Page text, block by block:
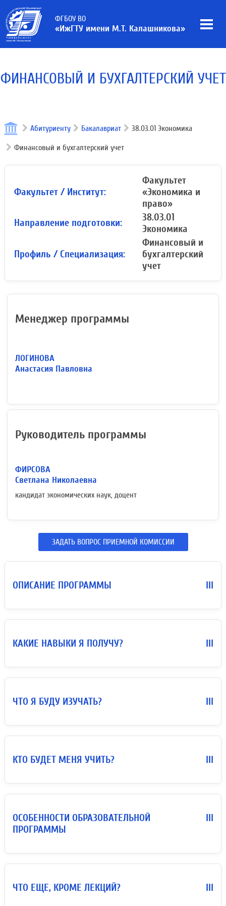
ФГБОУ ВО
«ИжГТУ имени М.Т. Калашникова»
ФИНАНСОВЫЙ И БУХГАЛТЕРСКИЙ УЧЕТ
Абитуриенту Бакалавриат 38.03.01 Экономика
Финансовый и бухгалтерский учет
Факультет / Институт:
Факультет
«Экономика и
право»
Направление подготовки:
38.03.01
Экономика
Профиль / Специализация:
Финансовый и
бухгалтерский
учет
Менеджер программы
ЛОГИНОВА
Анастасия Павловна
Руководитель программы
ФИРСОВА
Светлана Николаевна
кандидат экономических наук, доцент
ЗАДАТЬ ВОПРОС ПРИЕМНОЙ КОМИССИИ
ОПИСАНИЕ ПРОГРАММЫ III
КАКИЕ НАВЫКИ Я ПОЛУЧУ? III
ЧТО Я БУДУ ИЗУЧАТЬ? III
КТО БУДЕТ МЕНЯ УЧИТЬ? III
ОСОБЕННОСТИ ОБРАЗОВАТЕЛЬНОЙ
ПРОГРАММЫ
III
ЧТО ЕЩЕ, КРОМЕ ЛЕКЦИЙ? III